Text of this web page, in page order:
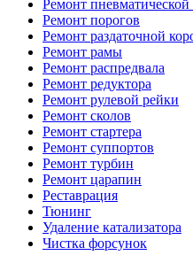
Ремонт пневматической
Ремонт порогов
Ремонт раздаточной
Ремонт рамы
Ремонт распредвала
Ремонт редуктора
Ремонт рулевой рейки
Ремонт сколов
Ремонт стартера
Ремонт суппортов
Ремонт турбин
Ремонт царапин
Реставрация
Тюнинг
Удаление катализатора
Чистка форсунок